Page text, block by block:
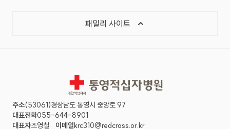
패밀리 사이트
통영적십자병원
주소(53061)경상남도 통영시 중앙로 97
대표전화055-644-8901
대표자조영철 이메일krc310@redcross.or.kr